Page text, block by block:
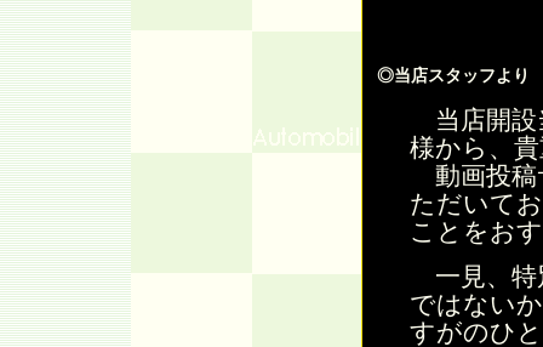
◎当店スタッフより
当店開設
様から、
動画投稿
ただいて
ことをお
一見、特
ではない
すがのひ